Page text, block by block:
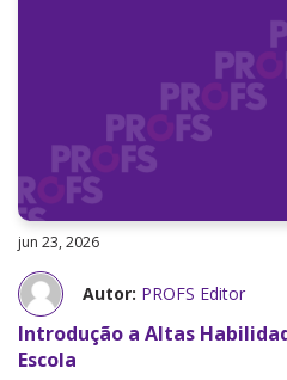
jun 23, 2026
Autor: PROFS Editor
Introdução a Altas
Escola